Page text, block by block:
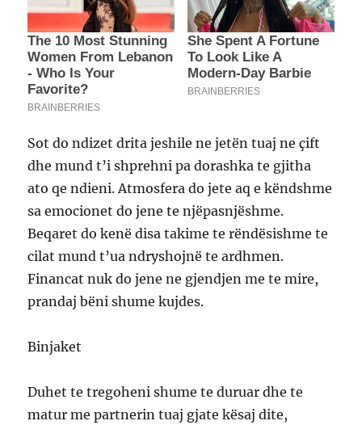
Sot do ndizet drita jeshile ne jetën tuaj ne çift
dhe mund t’i shprehni pa dorashka te gjitha
ato qe ndieni. Atmosfera do jete aq e këndshme
sa emocionet do jene te njëpasnjëshme.
Beqaret do kenë disa takime te rëndësishme te
cilat mund t’ua ndryshojnë te ardhmen.
Financat nuk do jene ne gjendjen me te mire,
prandaj bëni shume kujdes.
Binjaket
Duhet te tregoheni shume te duruar dhe te
matur me partnerin tuaj gjate kësaj dite,